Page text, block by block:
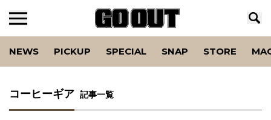
NEWS PICKUP SPECIAL SNAP STORE
コーヒーギア 記事一覧